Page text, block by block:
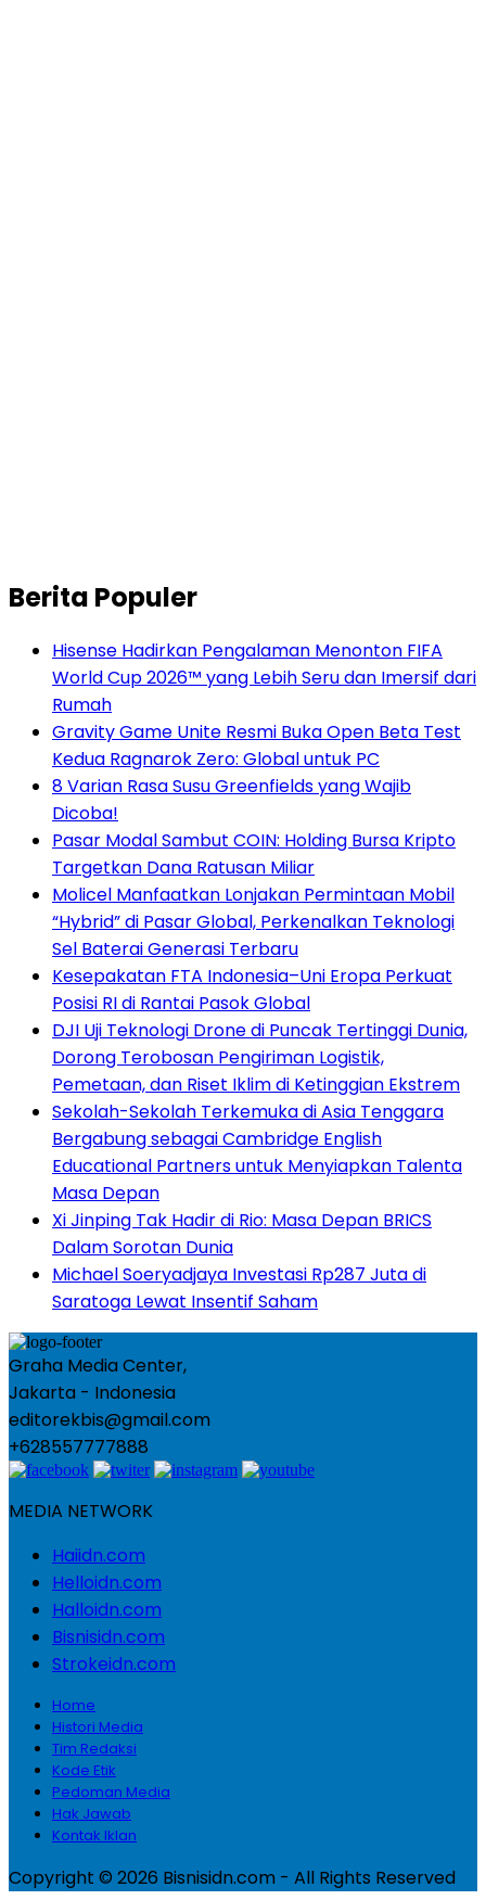
Berita Populer
Hisense Hadirkan Pengalaman Menonton FIFA
World Cup 2026™ yang Lebih Seru dan Imersif dari
Rumah
Gravity Game Unite Resmi Buka Open Beta Test
Kedua Ragnarok Zero: Global untuk PC
8 Varian Rasa Susu Greenfields yang Wajib
Dicoba!
Pasar Modal Sambut COIN: Holding Bursa Kripto
Targetkan Dana Ratusan Miliar
Molicel Manfaatkan Lonjakan Permintaan Mobil
“Hybrid” di Pasar Global, Perkenalkan Teknologi
Sel Baterai Generasi Terbaru
Kesepakatan FTA Indonesia–Uni Eropa Perkuat
Posisi RI di Rantai Pasok Global
DJI Uji Teknologi Drone di Puncak Tertinggi Dunia,
Dorong Terobosan Pengiriman Logistik,
Pemetaan, dan Riset Iklim di Ketinggian Ekstrem
Sekolah-Sekolah Terkemuka di Asia Tenggara
Bergabung sebagai Cambridge English
Educational Partners untuk Menyiapkan Talenta
Masa Depan
Xi Jinping Tak Hadir di Rio: Masa Depan BRICS
Dalam Sorotan Dunia
Michael Soeryadjaya Investasi Rp287 Juta di
Saratoga Lewat Insentif Saham
Graha Media Center,
Jakarta - Indonesia
editorekbis@gmail.com
+628557777888
MEDIA NETWORK
Haiidn.com
Helloidn.com
Halloidn.com
Bisnisidn.com
Strokeidn.com
Home
Histori Media
Tim Redaksi
Kode Etik
Pedoman Media
Hak Jawab
Kontak Iklan
Copyright © 2026 Bisnisidn.com - All Rights Reserved